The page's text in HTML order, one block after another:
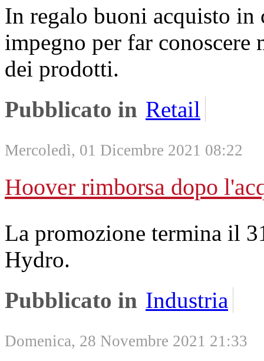
In regalo buoni acquisto in
impegno per far
dei prodotti.
Pubblicato in Retail
Mercoledì, 01 Dicembre 2021 08:22
Hoover rimborsa dopo
La promozione termina il
Hydro.
Pubblicato in Industria
Domenica, 28 Novembre 2021 21:33